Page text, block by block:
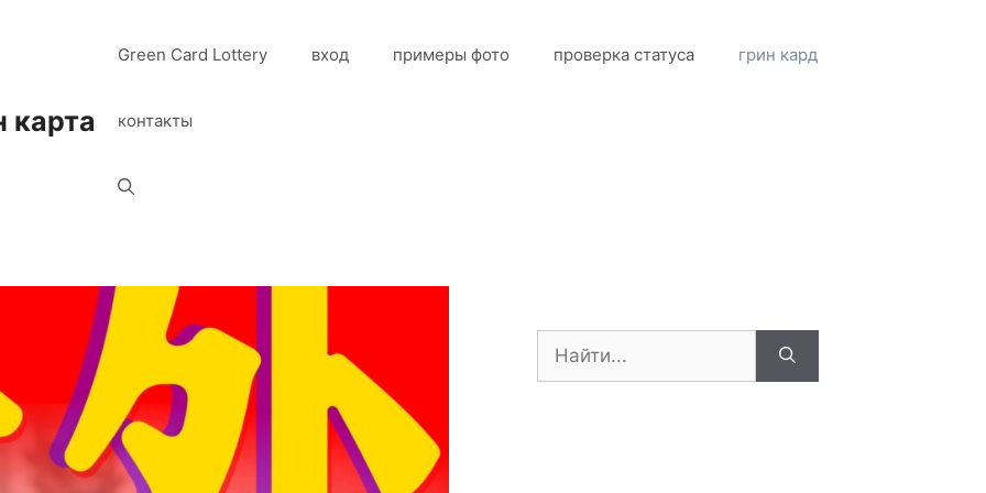
карта
Green Card Lottery вход примеры фото проверка статуса грин кард
контакты
Поиск: